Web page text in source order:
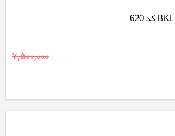
7,500,000